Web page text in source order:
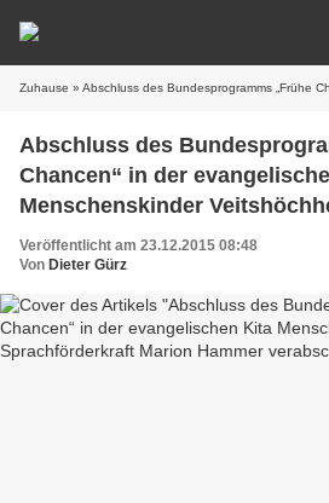
Zuhause » Abschluss des Bundesprogramms „Frühe Chancen“ in der evangelischen Kita
Abschluss des
Chancen“ in der
Menschenskinder
Sprachförderkraft Marion
verabschiedet
Veröffentlicht am 23.12.2015 08:48
Von Dieter Gürz